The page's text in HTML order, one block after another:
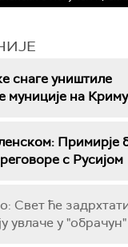
снаге уништиле
муниције на Криму
Примирје
с Русијом
Свет ће
увлаче у "обрачун"